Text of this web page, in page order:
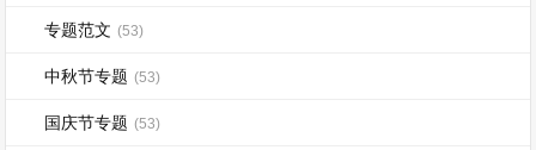
专题范文 (53)
中秋节专题 (53)
国庆节专题 (53)